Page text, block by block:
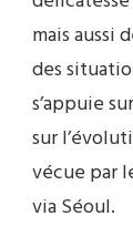
mais aussi
des
s’appuie
sur
vécue par
via Séoul.